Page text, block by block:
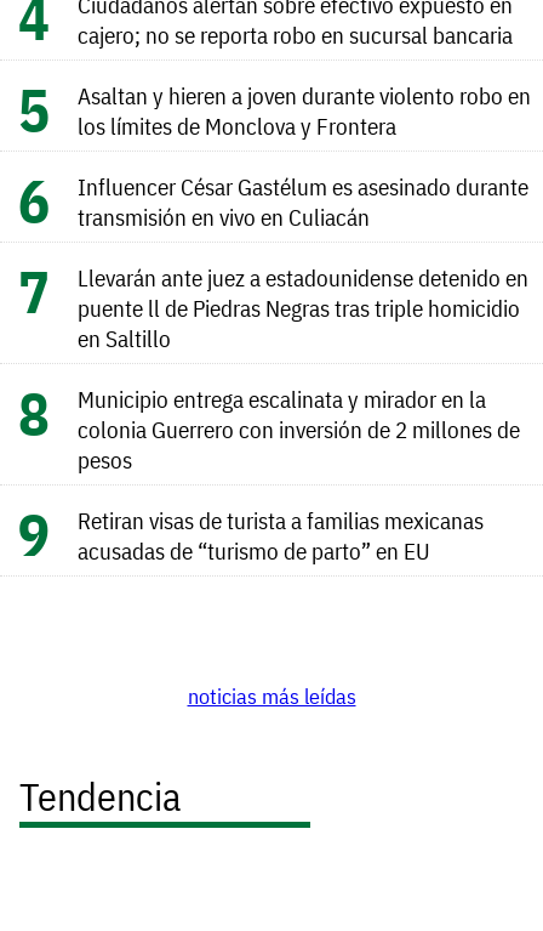
cajero; no se reporta robo en sucursal bancaria
Asaltan y hieren a joven durante violento robo en
los límites de Monclova y Frontera
Influencer César Gastélum es asesinado durante
transmisión en vivo en Culiacán
Llevarán ante juez a estadounidense detenido en
puente ll de Piedras Negras tras triple homicidio
en Saltillo
Municipio entrega escalinata y mirador en la
colonia Guerrero con inversión de 2 millones de
pesos
Retiran visas de turista a familias mexicanas
acusadas de “turismo de parto” en EU
noticias más leídas
Tendencia